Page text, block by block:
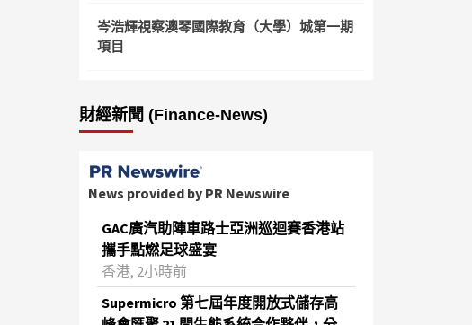
岑浩輝視察澳琴國際教育（大學）城第一期
項目
財經新聞 (Finance-News)
News provided by PR Newswire
GAC廣汽助陣車路士亞洲巡迴賽香港站
攜手點燃足球盛宴
香港, 2小時前
Supermicro 第七屆年度開放式儲存高